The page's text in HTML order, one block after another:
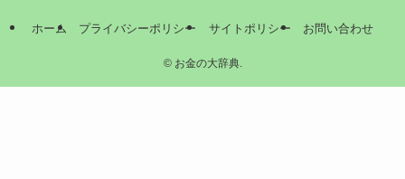
ホーム プライバシーポリシー サイトポリシー お問い合わせ
©お金の大辞典.